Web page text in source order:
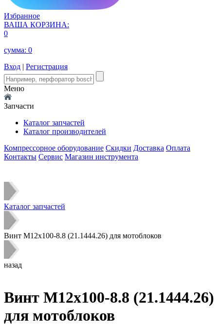
Избранное
ВАША КОРЗИНА:
0
сумма: 0
Вход | Регистрация
Меню
Запчасти
Каталог запчастей
Каталог производителей
Компрессорное оборудование Скидки Доставка Оплата
Контакты Сервис Магазин инструмента
Каталог запчастей
Винт M12х100-8.8 (21.1444.26) для мотоблоков
назад
Винт M12х100-8.8 (21.1444.26)
для мотоблоков